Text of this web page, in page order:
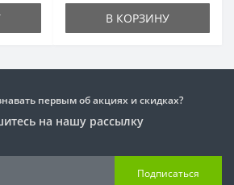
В КОРЗИНУ
первым об акциях и скидках?
на нашу рассылку
Подписаться